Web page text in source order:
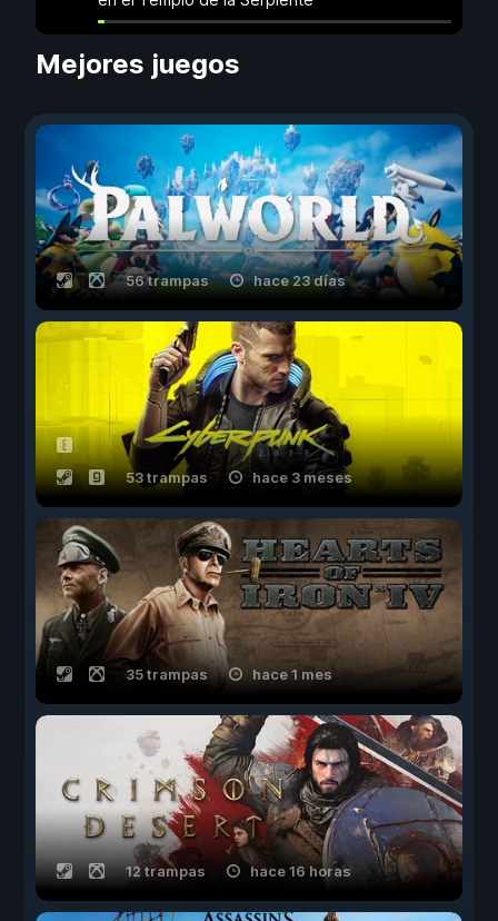
Mejores juegos
56 trampas hace 23 días
53 trampas hace 3 meses
35 trampas hace 1 mes
12 trampas hace 16 horas